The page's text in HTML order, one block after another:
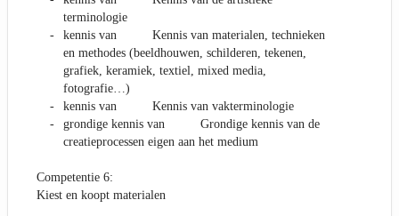
terminologie
kennis van Kennis van materialen, technieken
en methodes (beeldhouwen, schilderen, tekenen,
grafiek, keramiek, textiel, mixed media,
fotografie…)
kennis van Kennis van vakterminologie
grondige kennis van Grondige kennis van de
creatieprocessen eigen aan het medium
Competentie 6:
Kiest en koopt materialen